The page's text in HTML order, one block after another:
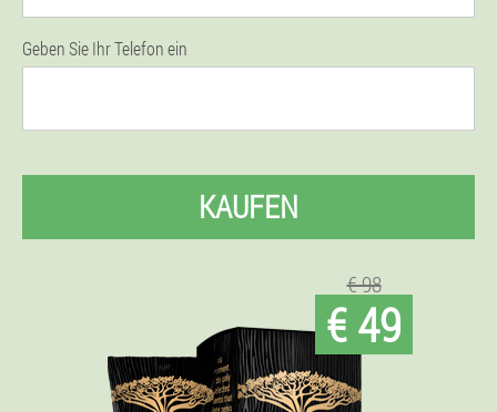
Geben Sie Ihr Telefon ein
KAUFEN
€ 98
€ 49